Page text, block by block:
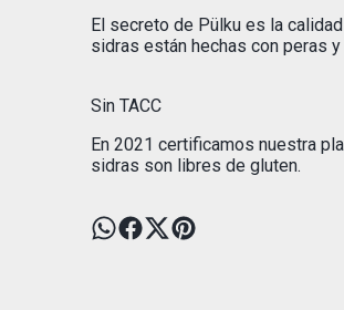
El secreto de Pülku es la
sidras están hechas con peras
Sin TACC
En 2021 certificamos nuestra
sidras son libres de gluten.